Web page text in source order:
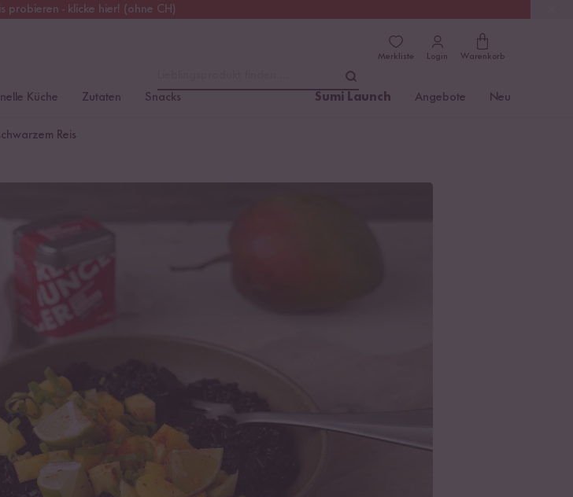
probieren - klicke hier! (ohne CH)
Kostenloser Versand
Merkliste Login Warenkorb
Küche Zutaten Snacks Sumi Launch Angebote Neu
Reis